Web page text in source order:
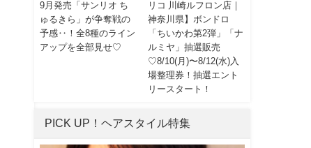
9月発売「サンリオ ち
ゅるきら」が争奪戦の
予感‥！全8種のライン
アップを全部見せ♡
リコ 川崎ルフロン店｜
神奈川県】ボンドロ
「ちいかわ第2弾」「ナ
ルミヤ」抽選販売
♡8/10(月)〜8/12(水)入
場整理券！抽選エント
リースタート！
PICK UP！ヘアスタイル特集